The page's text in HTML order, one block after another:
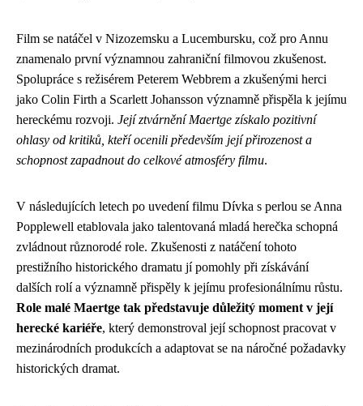
Film se natáčel v Nizozemsku a Lucembursku, což pro Annu
znamenalo první významnou zahraniční filmovou zkušenost.
Spolupráce s režisérem Peterem Webbrem a zkušenými herci
jako Colin Firth a Scarlett Johansson významně přispěla k jejímu
hereckému rozvoji. Její ztvárnění Maertge získalo pozitivní
ohlasy od kritiků, kteří ocenili především její přirozenost a
schopnost zapadnout do celkové atmosféry filmu.
V následujících letech po uvedení filmu Dívka s perlou se Anna
Popplewell etablovala jako talentovaná mladá herečka schopná
zvládnout různorodé role. Zkušenosti z natáčení tohoto
prestižního historického dramatu jí pomohly při získávání
dalších rolí a významně přispěly k jejímu profesionálnímu růstu.
Role malé Maertge tak představuje důležitý moment v její
herecké kariéře, který demonstroval její schopnost pracovat v
mezinárodních produkcích a adaptovat se na náročné požadavky
historických dramat.